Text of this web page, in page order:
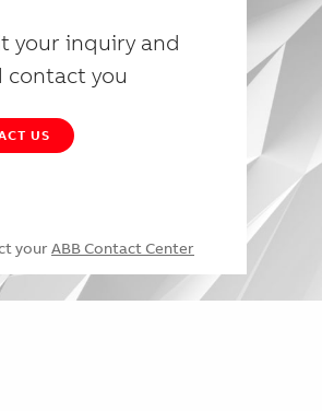
your inquiry and
contact you
US
your ABB Contact Center